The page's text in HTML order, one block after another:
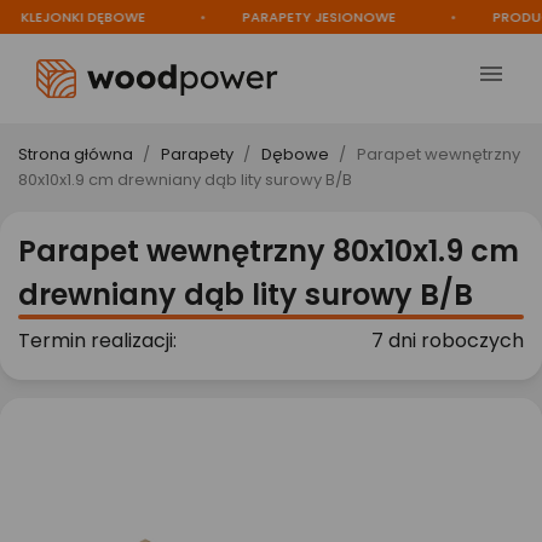
DĘBOWE PARAPETY JESIONOWE

Strona główna Parapety Dębowe
Parapet wewnętrzny
80x10x1.9 cm drewniany dąb lity surowy B/B
Parapet wewnętrzny 80x10x1.9 cm
drewniany dąb lity surowy B/B
Termin realizacji: 7 dni roboczych